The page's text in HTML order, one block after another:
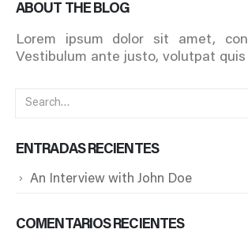
ABOUT THE BLOG
Lorem ipsum dolor sit amet,
Vestibulum ante justo, volutpat
Buscar
ENTRADAS RECIENTES
An Interview with John Doe
COMENTARIOS RECIENTES